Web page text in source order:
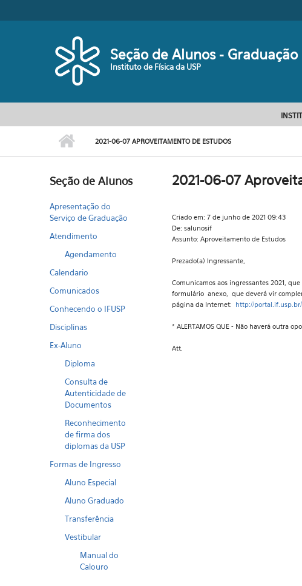
Seção de Alunos - Graduação
Instituto de Física da USP
2021-06-07 APROVEITAMENTO DE ESTUDOS
Seção de Alunos
Apresentação do
Serviço de Graduação
Atendimento
Agendamento
Calendario
Comunicados
Conhecendo o IFUSP
Disciplinas
Ex-Aluno
Diploma
Consulta de
Autenticidade de
Documentos
Reconhecimento
de firma dos
diplomas da USP
Formas de Ingresso
Aluno Especial
Aluno Graduado
Transferência
Vestibular
Manual do
Calouro
2021-06-07
Criado em: 7 de junho de 2021 09:43
De: salunosif
Assunto: Aproveitamento de Estudos
Prezado(a) Ingressante,
Comunicamos aos ingressantes 2021,
formulário anexo, que deverá vir
página da Internet: http://
* ALERTAMOS QUE - Não haverá outra
Att.